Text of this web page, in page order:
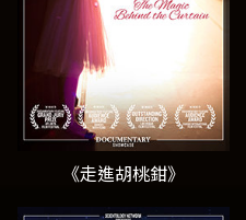
《走進胡桃鉗》